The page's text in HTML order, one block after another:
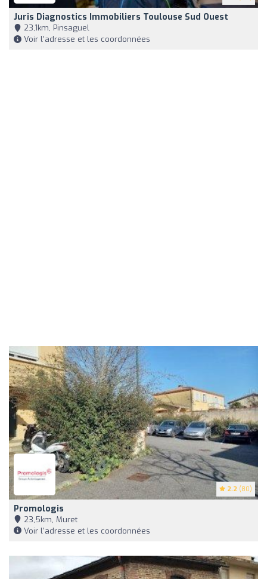
Juris Diagnostics Immobiliers Toulouse Sud Ouest
23,1km, Pinsaguel
Voir l'adresse et les coordonnées
2.2 (80)
Promologis
23,5km, Muret
Voir l'adresse et les coordonnées